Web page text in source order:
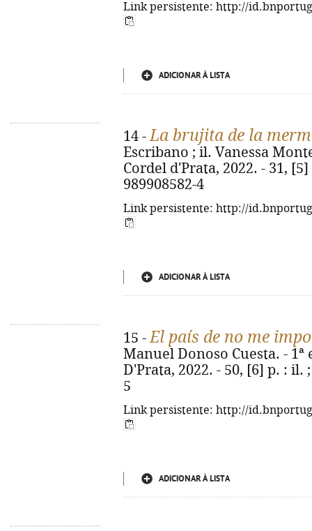
Link persistente: http://
ADICIONAR À LISTA
14 -La brujita de la
Escribano ; il. Vanessa
Cordel d'Prata, 2022. - 31,
989908582-4
Link persistente: http://
ADICIONAR À LISTA
15 -El país de no me
Manuel Donoso Cuesta. - 1ª
D'Prata, 2022. - 50, [6] p. : il.
5
Link persistente: http://
ADICIONAR À LISTA